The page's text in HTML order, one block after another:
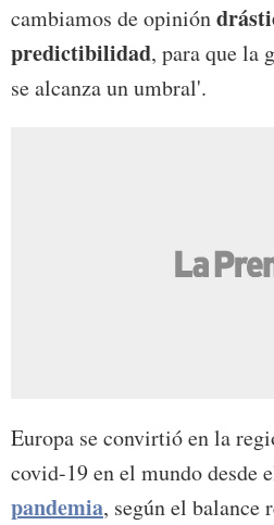
cambiamos de opinión
predictibilidad, para que la
se alcanza un umbral'.
Europa se convirtió en la
covid-19 en el mundo desde
pandemia, según el balance